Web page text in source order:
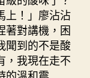
上！」廖沾沾
著對講機，困
聞到的不是酸
，我現在走不
的溫和震